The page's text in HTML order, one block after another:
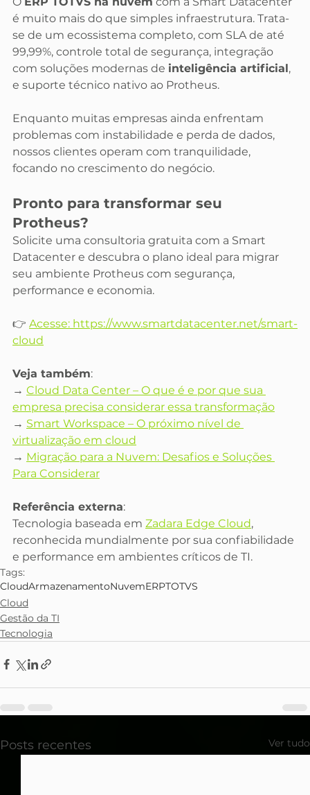
é muito mais do que simples infraestrutura. Trata-
se de um ecossistema completo, com SLA de até
99,99%, controle total de segurança, integração
com soluções modernas de inteligência artificial,
e suporte técnico nativo ao Protheus.
Enquanto muitas empresas ainda enfrentam
problemas com instabilidade e perda de dados,
nossos clientes operam com tranquilidade,
focando no crescimento do negócio.
Pronto para transformar seu
Protheus?
Solicite uma consultoria gratuita com a Smart
Datacenter e descubra o plano ideal para migrar
seu ambiente Protheus com segurança,
performance e economia.
👉 Acesse: https://www.smartdatacenter.net/smart-
cloud
Veja também:
→ Cloud Data Center – O que é e por que sua
empresa precisa considerar essa transformação
→ Smart Workspace – O próximo nível de
virtualização em cloud
→ Migração para a Nuvem: Desafios e Soluções
Para Considerar
Referência externa:
Tecnologia baseada em Zadara Edge Cloud,
reconhecida mundialmente por sua confiabilidade
e performance em ambientes críticos de TI.
Tags:
CloudArmazenamentoNuvemERPTOTVS
Cloud
Gestão da TI
Tecnologia
Posts recentes Ver tudo